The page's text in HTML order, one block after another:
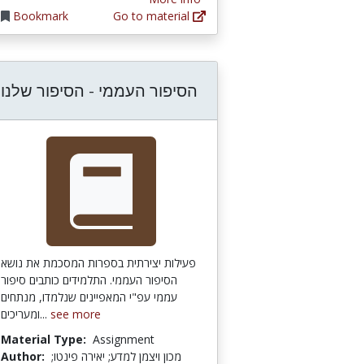
Bookmark
Go to material
הסיפור העממי - הסיפור שלנו
פעילות יצירתית בספרות המסכמת את נושא
הסיפור העממי. התלמידים כותבים סיפור
עממי עפ"י המאפיינים שנלמדו, מנתחים
ומעריכים... see more
Material Type: Assignment
Author: מכון ויצמן למדע; יאירה פינטו;